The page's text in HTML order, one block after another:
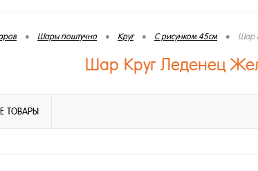
• Шары поштучно • Круг • С рисунком 45см • Шар
Шар Круг Леденец
ТОВАРЫ